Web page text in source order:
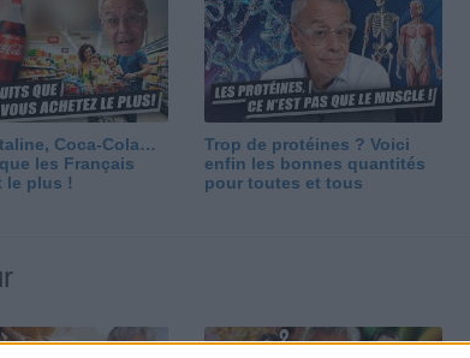
Coca-Cola…
les Français
le plus !
Trop de protéines ? Voici
enfin les bonnes quantités
pour toutes et tous